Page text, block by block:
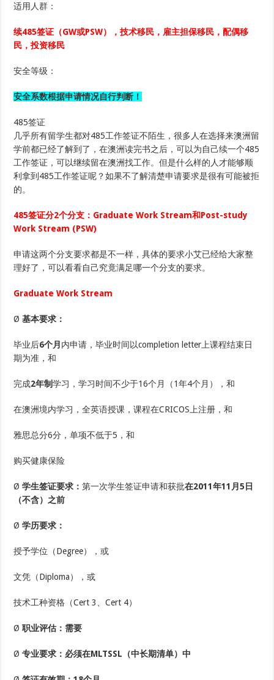
适用人群：
续485签证（GW或PSW），技术移民，雇主担保移民，配偶移
民，投资移民
安全等级：
安全系数根据申请情况自行判断！
485签证
几乎所有留学生都对485工作签证不陌生，很多人在选择来澳洲留
学前都已经了解到了，在澳洲读完书之后，可以为自己续一个485
工作签证，可以继续留在澳洲找工作。但是什么样的人才能够顺
利拿到485工作签证呢？如果不了解清楚申请要求是很有可能被拒
的。
485签证分2个分支：Graduate Work Stream和Post-study
Work Stream (PSW)
申请这两个分支要求都是不一样，具体的要求小艾已经给大家整
理好了，可以看看自己究竟满足哪一个分支的要求。
Graduate Work Stream
Ø基本要求：
毕业后6个月 内申请，毕业时间以completion letter上课程结束日
期为准，和
完成2年制学习，学习时间不少于16个月（1年4个月），和
在澳洲境内学习，全英语授课，课程在CRICOS上注册，和
雅思总分6分，单项不低于5，和
购买健康保险
Ø学生签证要求：第一次学生签证申请和获批在2011年11月5日
（不含）之前
Ø学历要求：
授予学位（Degree），或
文凭（Diploma），或
技术工种资格（Cert 3、Cert 4）
Ø职业评估： 需要
Ø专业要求： 必须在MLTSSL（中长期清单）中